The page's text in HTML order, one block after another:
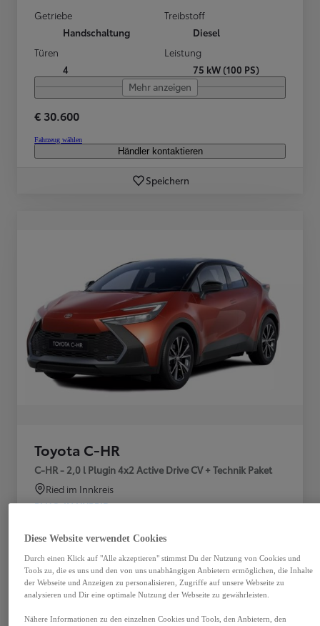
Getriebe
Handschaltung
Treibstoff
Diesel
Türen
4
Leistung
75 kW (100 PS)
Mehr anzeigen
€ 30.600
Fahrzeug wählen
Händler kontaktieren
Speichern
Toyota C-HR
C-HR - 2,0 l Plugin 4x2 Active Drive CV + Technik Paket
Ried im Innkreis
PLUG-IN HYBRID
Automatik
Benzin
Türen
5
Leistung
164 kW (223 PS)
Mehr anzeigen
Diese Website verwendet Cookies
Durch einen Klick auf "Alle akzeptieren" stimmst Du der Nutzung von Cookies und
Tools zu, die es uns und den von uns unabhängigen Anbietern ermöglichen, die Inhalte
der Webseite und Anzeigen zu personalisieren, Zugriffe auf unsere Webseite zu
analysieren und Dir eine optimale Nutzung der Webseite zu gewährleisten.
Nähere Informationen zu den einzelnen Cookies und Tools, den Anbietern, den